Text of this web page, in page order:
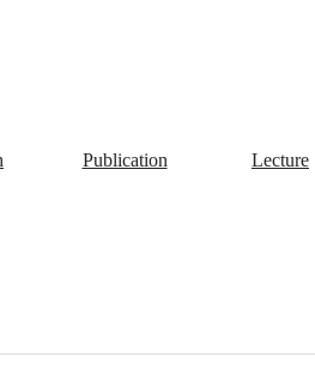
Publication Lecture